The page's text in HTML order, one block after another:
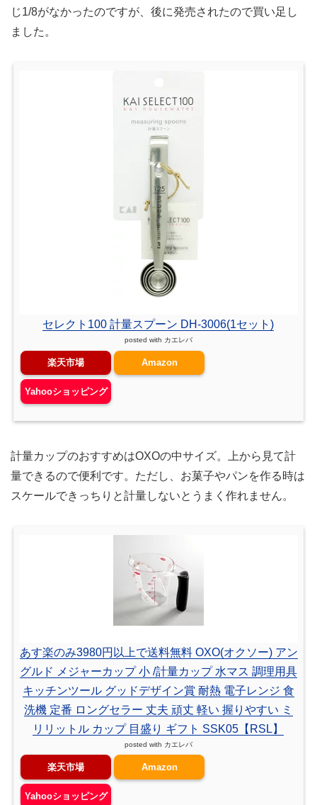
じ1/8がなかったのですが、後に発売されたので買い足し
ました。
セレクト100 計量スプーン DH-3006(1セット)
posted with カエレバ
楽天市場 Amazon
Yahooショッピング
計量カップのおすすめはOXOの中サイズ。上から見て計
量できるので便利です。ただし、お菓子やパンを作る時は
スケールできっちりと計量しないとうまく作れません。
あす楽のみ3980円以上で送料無料 OXO(オクソー) アン
グルド メジャーカップ 小 /計量カップ 水マス 調理用具
キッチンツール グッドデザイン賞 耐熱 電子レンジ 食
洗機 定番 ロングセラー 丈夫 頑丈 軽い 握りやすい ミ
リリットル カップ 目盛り ギフト SSK05【RSL】
posted with カエレバ
楽天市場 Amazon
Yahooショッピング